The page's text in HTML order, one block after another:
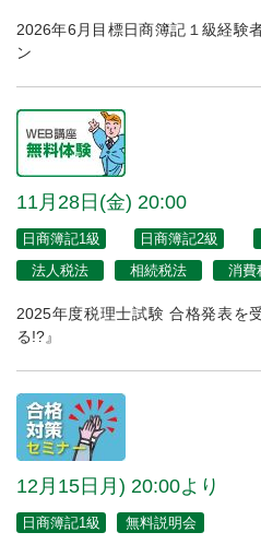
2026年6月目標日商簿記１級経験
ン
11月28日(金) 20:00
日商簿記1級 日商簿記2級
法人税法
相続税法 消費
2025年度税理士試験 合格発表を
る!?』
12月15日月) 20:00より
日商簿記1級 無料説明会